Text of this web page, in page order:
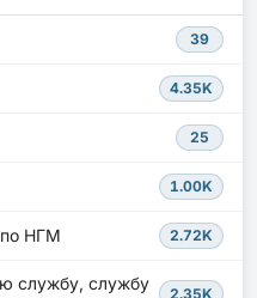
39
4.35K
25
1.00K
по НГМ 2.72K
службу, службу
2.35K